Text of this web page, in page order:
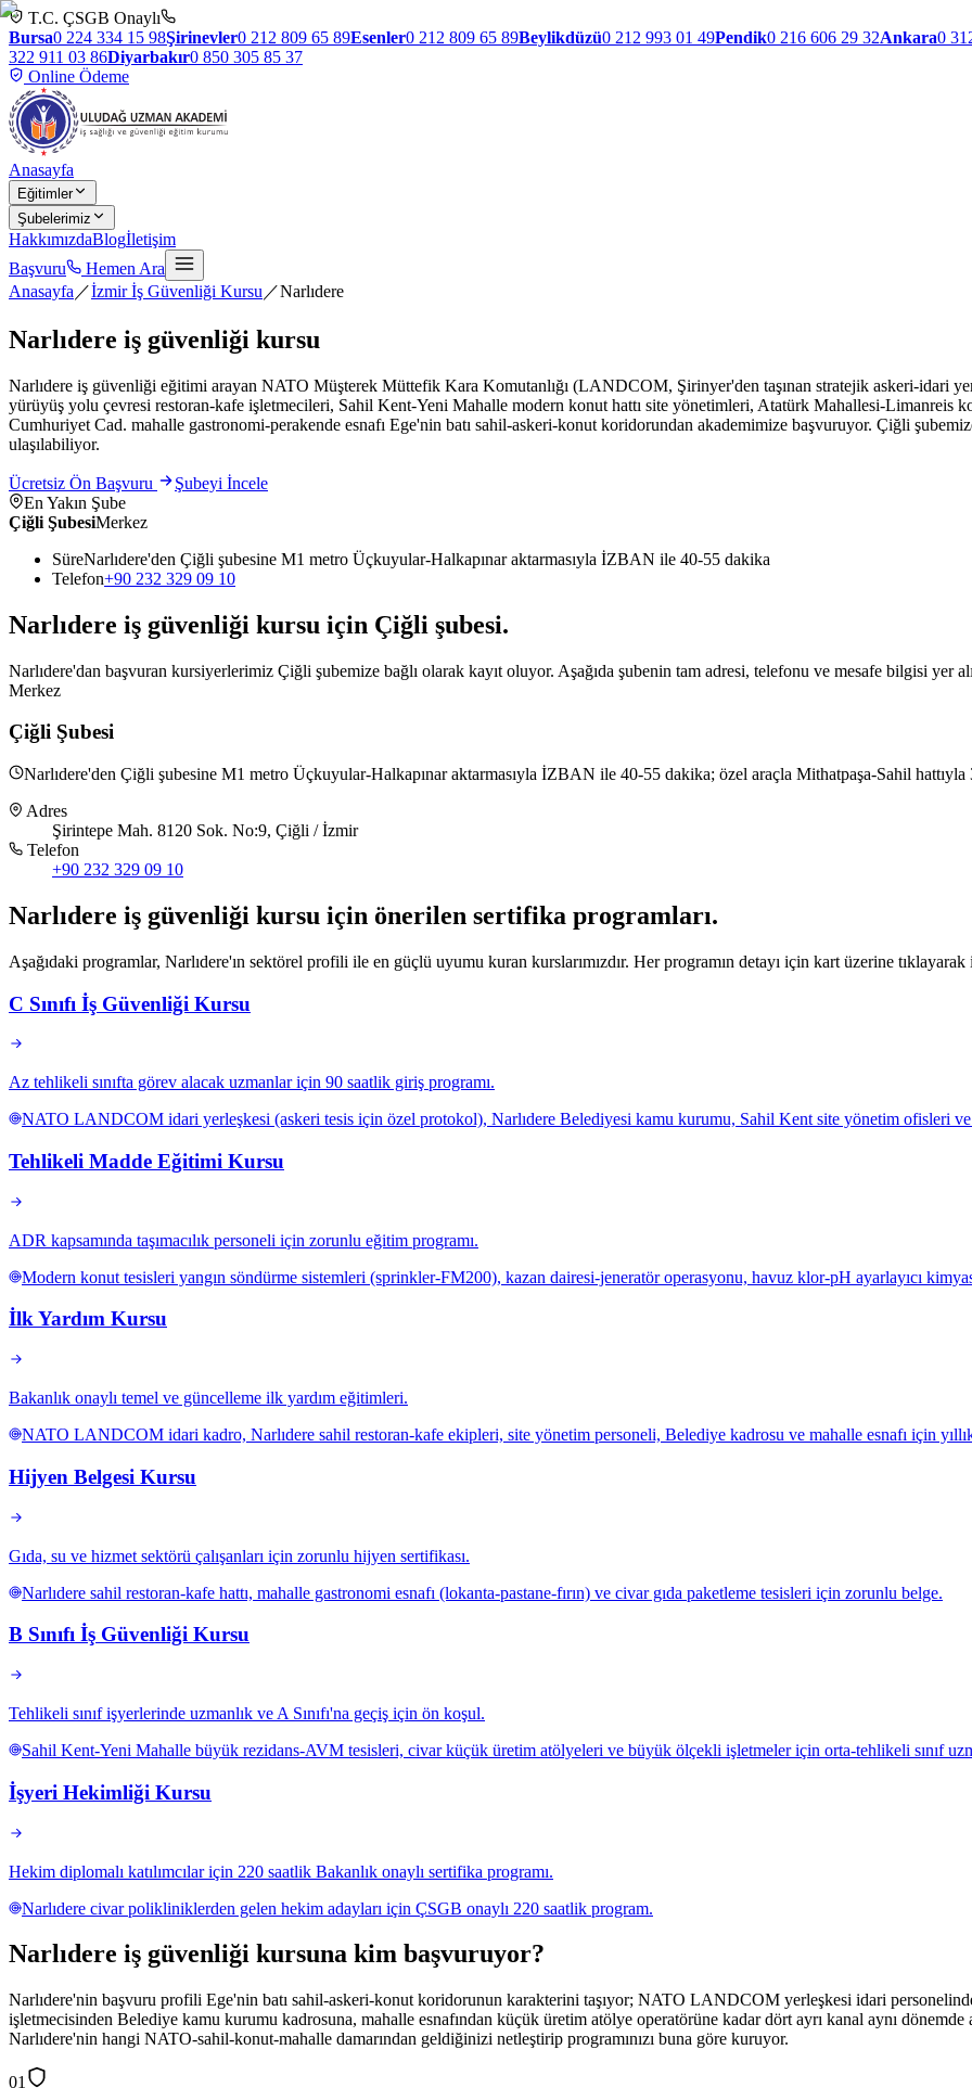
T.C. ÇSGB Onaylı
Bursa0 224 334 15 98Şirinevler0 212 809 65 89Esenler0 212 809 65 89Beylikdüzü0 212 993 01 49Pendik0 216 606 29 32Ankara0
322 911 03 86Diyarbakır0 850 305 85 37
Online Ödeme
Anasayfa
Eğitimler
Şubelerimiz
HakkımızdaBlogİletişim
Başvuru
Hemen Ara
Anasayfa ／İzmir İş Güvenliği Kursu ／Narlıdere
Narlıdere iş güvenliği kursu
Narlıdere iş güvenliği eğitimi arayan NATO Müşterek Müttefik Kara Komutanlığı (LANDCOM, Şirinyer'den taşınan stratejik askeri-idari
yürüyüş yolu çevresi restoran-kafe işletmecileri, Sahil Kent-Yeni Mahalle modern konut hattı site yönetimleri, Atatürk Mahallesi-Limanreis
Cumhuriyet Cad. mahalle gastronomi-perakende esnafı Ege'nin batı sahil-askeri-konut koridorundan akademimize başvuruyor. Çiğli
ulaşılabiliyor.
Ücretsiz Ön Başvuru
Şubeyi İncele
En Yakın Şube
Çiğli ŞubesiMerkez
SüreNarlıdere'den Çiğli şubesine M1 metro Üçkuyular-Halkapınar aktarmasıyla İZBAN ile 40-55 dakika
Telefon+90 232 329 09 10
Narlıdere iş güvenliği kursu için Çiğli şubesi.
Narlıdere'dan başvuran kursiyerlerimiz Çiğli şubemize bağlı olarak kayıt oluyor. Aşağıda şubenin tam adresi, telefonu ve mesafe bilgisi yer
Merkez
Çiğli Şubesi
Narlıdere'den Çiğli şubesine M1 metro Üçkuyular-Halkapınar aktarmasıyla İZBAN ile 40-55 dakika; özel araçla Mithatpaşa-Sahil hattıyla
Adres
Şirintepe Mah. 8120 Sok. No:9, Çiğli / İzmir
Telefon
+90 232 329 09 10
Narlıdere iş güvenliği kursu için önerilen sertifika programları.
Aşağıdaki programlar, Narlıdere'ın sektörel profili ile en güçlü uyumu kuran kurslarımızdır. Her programın detayı için kart üzerine
C Sınıfı İş Güvenliği Kursu
Az tehlikeli sınıfta görev alacak uzmanlar için 90 saatlik giriş programı.
NATO LANDCOM idari yerleşkesi (askeri tesis için özel protokol), Narlıdere Belediyesi kamu kurumu, Sahil Kent site yönetim ofisleri ve
Tehlikeli Madde Eğitimi Kursu
ADR kapsamında taşımacılık personeli için zorunlu eğitim programı.
Modern konut tesisleri yangın söndürme sistemleri (sprinkler-FM200), kazan dairesi-jeneratör operasyonu, havuz klor-pH ayarlayıcı
İlk Yardım Kursu
Bakanlık onaylı temel ve güncelleme ilk yardım eğitimleri.
NATO LANDCOM idari kadro, Narlıdere sahil restoran-kafe ekipleri, site yönetim personeli, Belediye kadrosu ve mahalle esnafı için yıllık
Hijyen Belgesi Kursu
Gıda, su ve hizmet sektörü çalışanları için zorunlu hijyen sertifikası.
Narlıdere sahil restoran-kafe hattı, mahalle gastronomi esnafı (lokanta-pastane-fırın) ve civar gıda paketleme tesisleri için zorunlu belge.
B Sınıfı İş Güvenliği Kursu
Tehlikeli sınıf işyerlerinde uzmanlık ve A Sınıfı'na geçiş için ön koşul.
Sahil Kent-Yeni Mahalle büyük rezidans-AVM tesisleri, civar küçük üretim atölyeleri ve büyük ölçekli işletmeler için orta-tehlikeli sınıf
İşyeri Hekimliği Kursu
Hekim diplomalı katılımcılar için 220 saatlik Bakanlık onaylı sertifika programı.
Narlıdere civar polikliniklerden gelen hekim adayları için ÇSGB onaylı 220 saatlik program.
Narlıdere iş güvenliği kursuna kim başvuruyor?
Narlıdere'nin başvuru profili Ege'nin batı sahil-askeri-konut koridorunun karakterini taşıyor; NATO LANDCOM yerleşkesi idari
işletmecisinden Belediye kamu kurumu kadrosuna, mahalle esnafından küçük üretim atölye operatörüne kadar dört ayrı kanal aynı
Narlıdere'nin hangi NATO-sahil-konut-mahalle damarından geldiğinizi netleştirip programınızı buna göre kuruyor.
01